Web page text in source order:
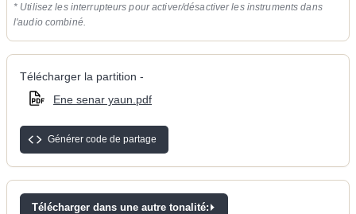
* Utilisez les interrupteurs pour activer/désactiver les instruments dans
l'audio combiné.
Télécharger la partition -
Ene senar yaun.pdf
Générer code de partage
Télécharger dans une autre tonalité: